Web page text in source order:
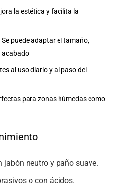
la estética y facilita la
Se puede adaptar el tamaño,
acabado.
al uso diario y al paso del
para zonas húmedas como
jabón neutro y paño suave.
o con ácidos.